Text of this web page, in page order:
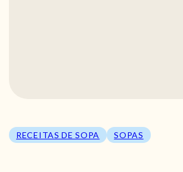
RECEITAS DE SOPA SOPAS